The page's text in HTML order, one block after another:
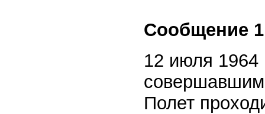
Сообщение 1
12 июля 1964
совершавшим
Полет